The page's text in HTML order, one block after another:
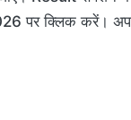
पर क्लिक करें।